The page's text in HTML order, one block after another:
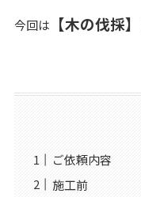
今回は 【木の伐採】
ご依頼内容
施工前